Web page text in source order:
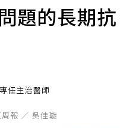
題的長期抗
任主治醫師
報 ／ 吳佳璇